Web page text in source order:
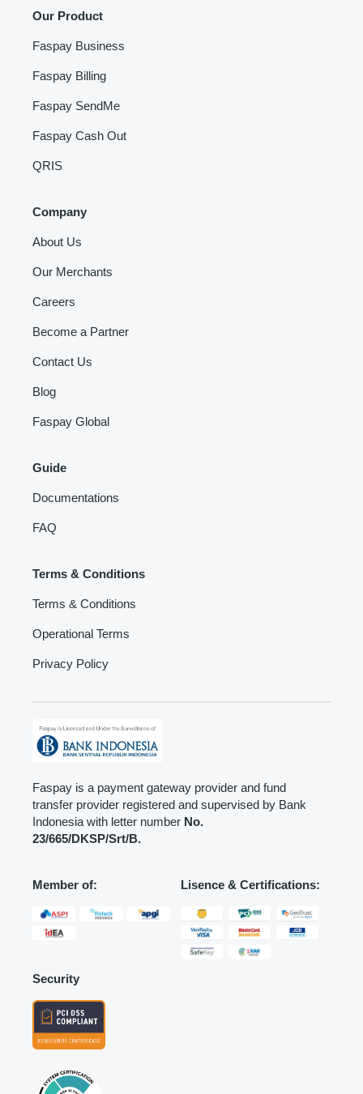
Our Product
Faspay Business
Faspay Billing
Faspay SendMe
Faspay Cash Out
QRIS
Company
About Us
Our Merchants
Careers
Become a Partner
Contact Us
Blog
Faspay Global
Guide
Documentations
FAQ
Terms & Conditions
Terms & Conditions
Operational Terms
Privacy Policy
Faspay is a payment gateway provider and fund
transfer provider registered and supervised by Bank
Indonesia with letter number No.
23/665/DKSP/Srt/B.
Member of: Lisence & Certifications:
Security